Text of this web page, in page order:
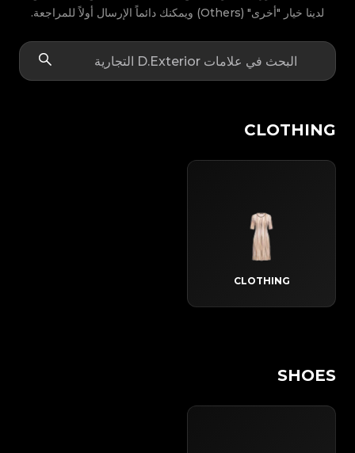
لدينا خيار "أخرى" (Others) ويمكنك دائماً الإرسال أولاً للمراجعة.
CLOTHING
CLOTHING
SHOES